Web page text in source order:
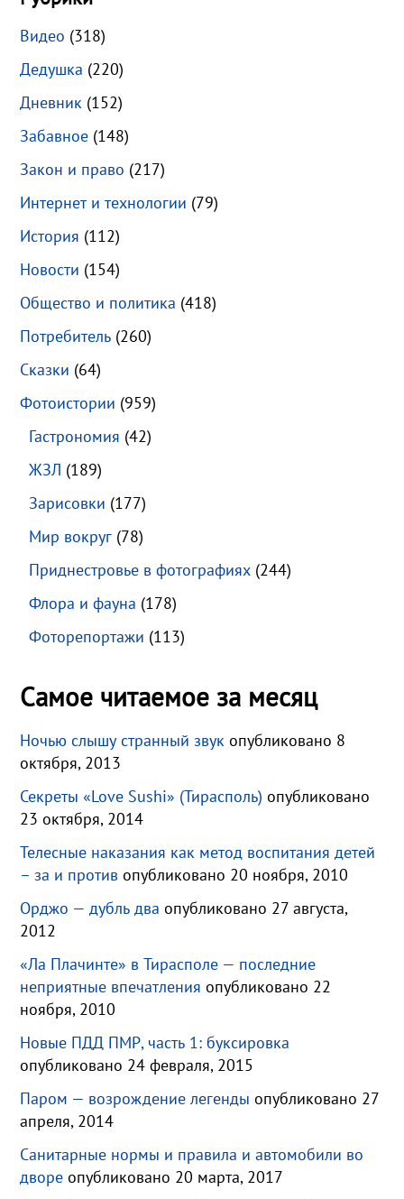
Видео (318)
Дедушка (220)
Дневник (152)
Забавное (148)
Закон и право (217)
Интернет и технологии (79)
История (112)
Новости (154)
Общество и политика (418)
Потребитель (260)
Сказки (64)
Фотоистории (959)
Гастрономия (42)
ЖЗЛ (189)
Зарисовки (177)
Мир вокруг (78)
Приднестровье в фотографиях (244)
Флора и фауна (178)
Фоторепортажи (113)
Самое читаемое за месяц
Ночью слышу странный звук опубликовано 8
октября, 2013
Секреты «Love Sushi» (Тирасполь) опубликовано
23 октября, 2014
Телесные наказания как метод воспитания детей
– за и против опубликовано 20 ноября, 2010
Орджо — дубль два опубликовано 27 августа,
2012
«Ла Плачинте» в Тирасполе — последние
неприятные впечатления опубликовано 22
ноября, 2010
Новые ПДД ПМР, часть 1: буксировка
опубликовано 24 февраля, 2015
Паром — возрождение легенды опубликовано 27
апреля, 2014
Санитарные нормы и правила и автомобили во
дворе опубликовано 20 марта, 2017